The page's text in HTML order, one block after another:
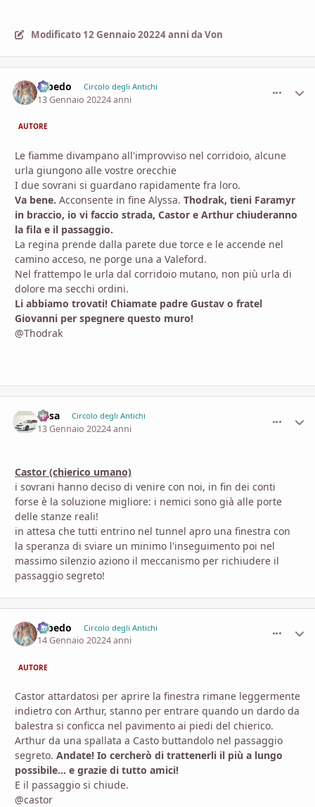
Modificato 12 Gennaio 20224 anni da Von
Albedo Circolo degli Antichi
13 Gennaio 20224 anni
AUTORE
Le fiamme divampano all'improvviso nel corridoio, alcune
urla giungono alle vostre orecchie
I due sovrani si guardano rapidamente fra loro.
Va bene. Acconsente in fine Alyssa. Thodrak, tieni Faramyr
in braccio, io vi faccio strada, Castor e Arthur chiuderanno
la fila e il passaggio.
La regina prende dalla parete due torce e le accende nel
camino acceso, ne porge una a Valeford.
Nel frattempo le urla dal corridoio mutano, non più urla di
dolore ma secchi ordini.
Li abbiamo trovati! Chiamate padre Gustav o fratel
Giovanni per spegnere questo muro!
@Thodrak
Casa Circolo degli Antichi
13 Gennaio 20224 anni
Castor (chierico umano)
i sovrani hanno deciso di venire con noi, in fin dei conti
forse è la soluzione migliore: i nemici sono già alle porte
delle stanze reali!
in attesa che tutti entrino nel tunnel apro una finestra con
la speranza di sviare un minimo l'inseguimento poi nel
massimo silenzio aziono il meccanismo per richiudere il
passaggio segreto!
Albedo Circolo degli Antichi
14 Gennaio 20224 anni
AUTORE
Castor attardatosi per aprire la finestra rimane leggermente
indietro con Arthur, stanno per entrare quando un dardo da
balestra si conficca nel pavimento ai piedi del chierico.
Arthur da una spallata a Casto buttandolo nel passaggio
segreto. Andate! Io cercherò di trattenerli il più a lungo
possibile... e grazie di tutto amici!
E il passaggio si chiude.
@castor